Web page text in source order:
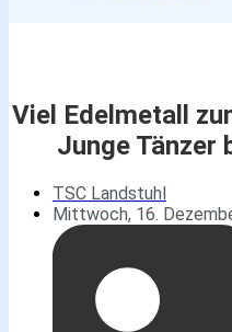
Viel Edelmetall
Junge Tänzer
TSC Landstuhl
Mittwoch, 16.